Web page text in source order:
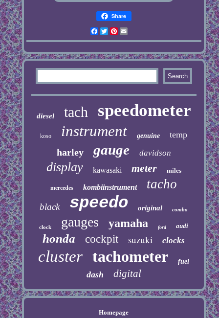
Share
Facebook
TwitterPinterest
diesel tach speedometer
koso instrument genuine temp
harley gauge davidson
display kawasaki meter miles
mercedes kombiinstrument tacho
black speedo original combo
clock gauges yamaha ford audi
honda cockpit suzuki clocks
cluster tachometer fuel
dash digital
Homepage